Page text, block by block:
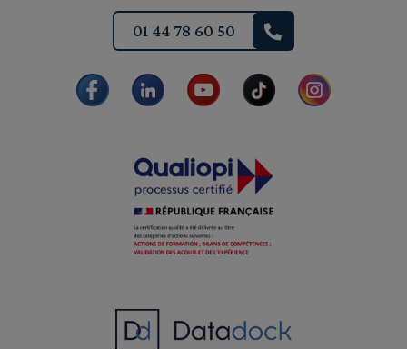
01 44 78 60 50